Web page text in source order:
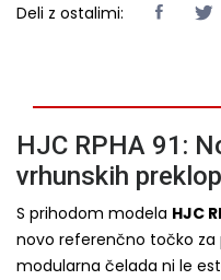
Deli z ostalimi:
HJC RPHA 91:
vrhunskih
S prihodom modela HJC
novo referenčno točko
modularna čelada ni le